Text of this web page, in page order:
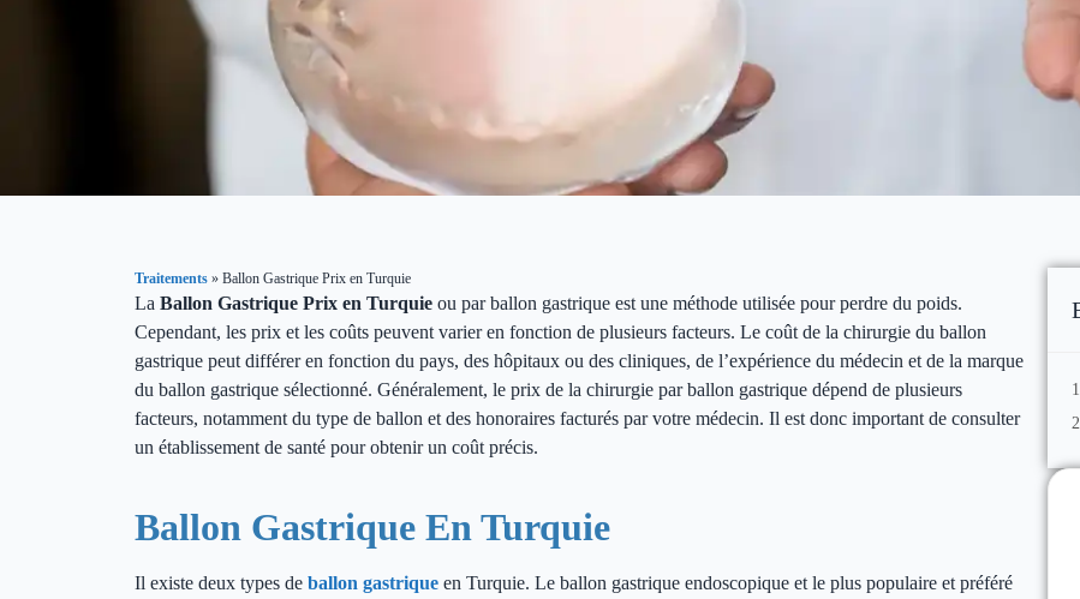
Traitements » Ballon Gastrique Prix en Turquie
La Ballon Gastrique Prix en Turquie ou par ballon gastrique est une méthode utilisée pour perdre du poids.
Cependant, les prix et les coûts peuvent varier en fonction de plusieurs facteurs. Le coût de la chirurgie du ballon
gastrique peut différer en fonction du pays, des hôpitaux ou des cliniques, de l’expérience du médecin et de la marque
du ballon gastrique sélectionné. Généralement, le prix de la chirurgie par ballon gastrique dépend de plusieurs
facteurs, notamment du type de ballon et des honoraires facturés par votre médecin. Il est donc important de consulter
un établissement de santé pour obtenir un coût précis.
Ballon Gastrique En Turquie
Il existe deux types de ballon gastrique en Turquie. Le ballon gastrique endoscopique et le plus populaire et préféré